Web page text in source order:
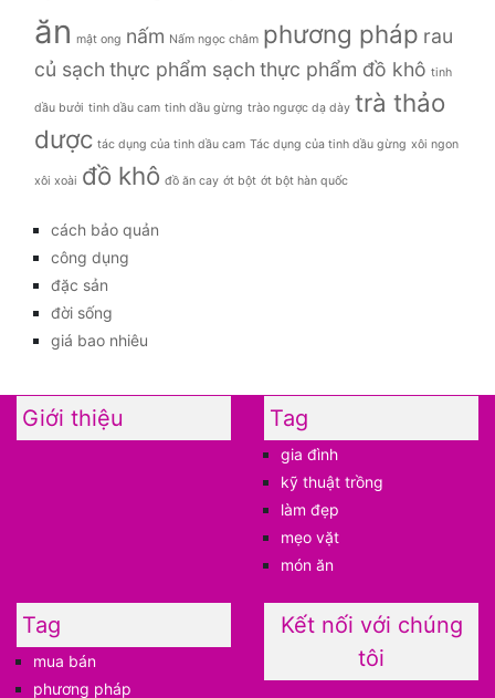
ăn mật ong nấm Nấm ngọc châm phương pháp rau
củ sạch thực phẩm sạch thực phẩm đồ khô tinh
dầu bưởi tinh dầu cam tinh dầu gừng trào ngược dạ dày trà thảo
dược tác dụng của tinh dầu cam Tác dụng của tinh dầu gừng xôi ngon
xôi xoài đồ khô đồ ăn cay ớt bột ớt bột hàn quốc
cách bảo quản
công dụng
đặc sản
đời sống
giá bao nhiêu
Giới thiệu Tag
gia đình
kỹ thuật trồng
làm đẹp
mẹo vặt
món ăn
Tag
mua bán
phương pháp
Kết nối với chúng
tôi